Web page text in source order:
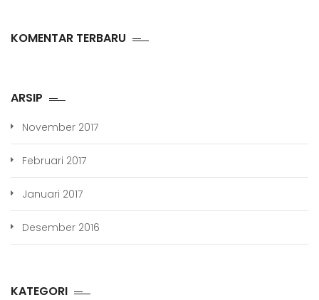
KOMENTAR TERBARU
ARSIP
November 2017
Februari 2017
Januari 2017
Desember 2016
KATEGORI